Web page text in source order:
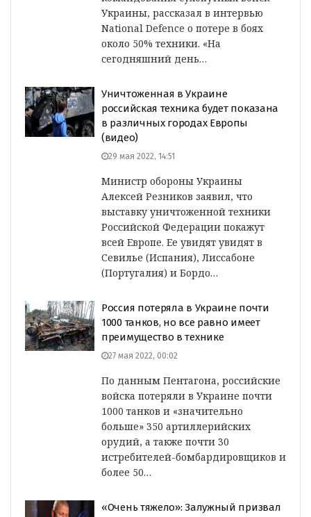
Украины, рассказал в интервью
National Defence о потере в боях
около 50% техники. «На
сегодняшний день…
Уничтоженная в Украине
российская техника будет показана
в различных городах Европы
(видео)
29 мая 2022, 14:51
Министр обороны Украины
Алексей Резников заявил, что
выставку уничтоженной техники
Российской Федерации покажут
всей Европе. Ее увидят увидят в
Севилье (Испания), Лиссабоне
(Португалия) и Бордо…
Россия потеряла в Украине почти
1000 танков, но все равно имеет
преимущество в технике
27 мая 2022, 00:02
По данным Пентагона, российские
войска потеряли в Украине почти
1000 танков и «значительно
больше» 350 артиллерийских
орудий, а также почти 30
истребителей-бомбардировщиков и
более 50…
«Очень тяжело»: Залужный призвал